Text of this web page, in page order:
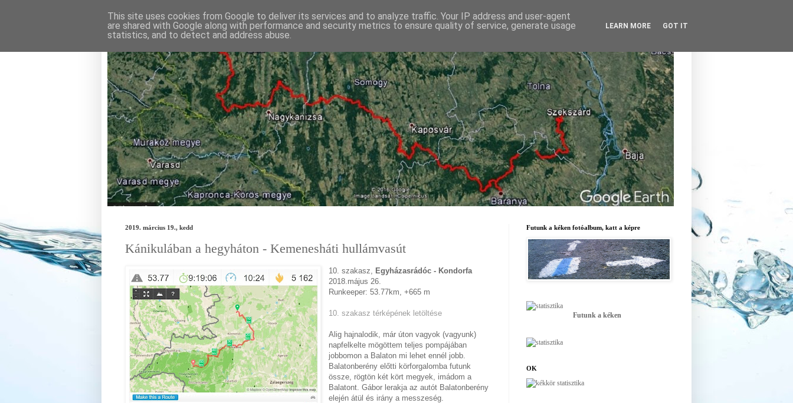
Futunk a Kéken - Rockenbauer Pál Dél-Dunántúli KÉKtúra mentén
2019. március 19., kedd
Kánikulában a hegyháton - Kemenesháti hullámvasút
10. szakasz, Egyházasrádóc - Kondorfa
2018.május 26.
Runkeeper: 53.77km, +665 m
10. szakasz térképének letöltése
Alig hajnalodik, már úton vagyok (vagyunk)
napfelkelte mögöttem teljes pompájában
jobbomon a Balaton mi lehet ennél jobb.
Balatonberény előtti körforgalomba futunk
össze, rögtön két kört megyek, imádom a
Balatont. Gábor lerakja az autót Balatonberény
elején átül és irány a messzeség.
Futunk a kéken fotóalbum, katt a képre
Futunk a kéken
OK
This site uses cookies from Google to deliver its services and to analyze traffic. Your IP address and user-agent
are shared with Google along with performance and security metrics to ensure quality of service, generate usage
statistics, and to detect and address abuse.
LEARN MORE GOT IT